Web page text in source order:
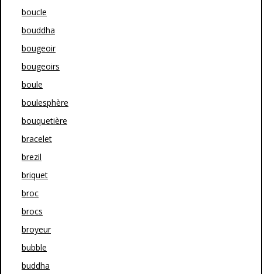
boucle
bouddha
bougeoir
bougeoirs
boule
boulesphère
bouquetière
bracelet
brezil
briquet
broc
brocs
broyeur
bubble
buddha